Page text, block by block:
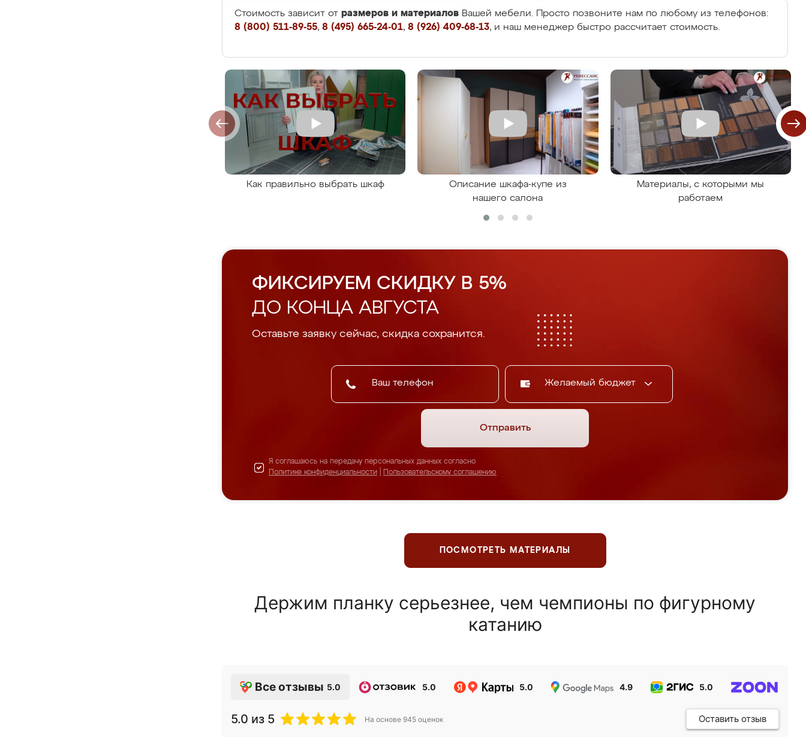
Стоимость зависит от размеров и материалов Вашей мебели. Просто позвоните нам по любому из телефонов:
8 (800) 511-89-55, 8 (495) 665-24-01, 8 (926) 409-68-13, и наш менеджер быстро рассчитает стоимость.
Как правильно выбрать шкаф
Описание шкафа-купе из
нашего салона
Материалы, с которыми мы
работаем
ФИКСИРУЕМ СКИДКУ В 5%
ДО КОНЦА АВГУСТА
Оставьте заявку сейчас, скидка сохранится.
Желаемый бюджет
Отправить
Я соглашаюсь на передачу персональных данных согласно
Политике конфиденциальности
Пользовательскому соглашению
ПОСМОТРЕТЬ МАТЕРИАЛЫ
Держим планку серьезнее, чем чемпионы по фигурному
катанию
Все отзывы 5.0 5.0 5.0 4.9 5.0
5.0 из 5 На основе 945 оценок Оставить отзыв